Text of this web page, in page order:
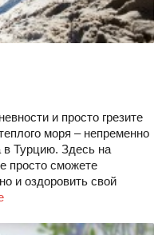
и просто грезите
моря – непременно
в Турцию. Здесь на
просто сможете
и оздоровить свой